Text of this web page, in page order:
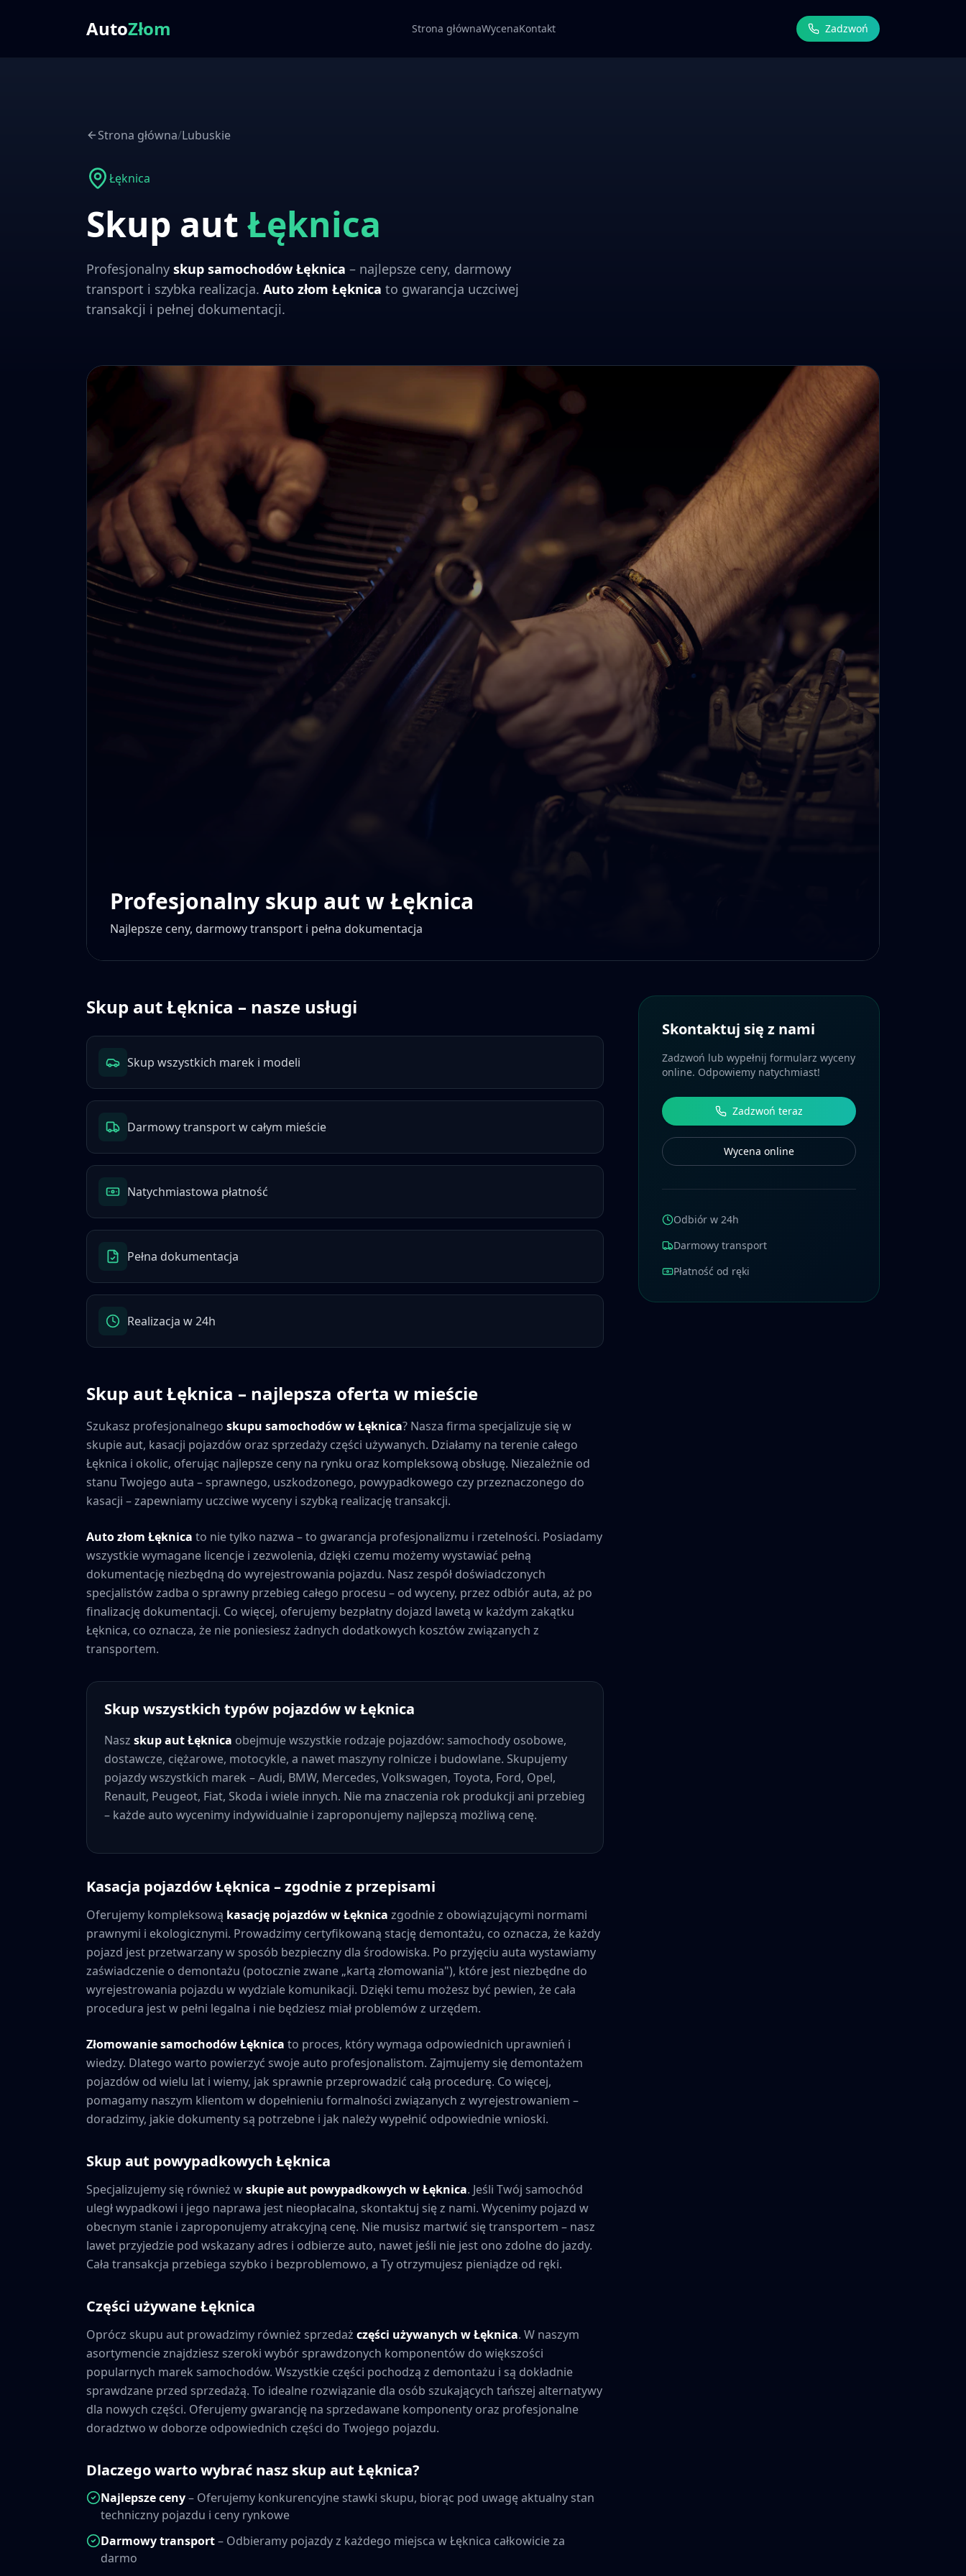
AutoZłom Strona głównaWycenaKontakt Zadzwoń
Strona główna/Lubuskie
Łęknica
Skup aut Łęknica
Profesjonalny skup samochodów Łęknica – najlepsze ceny, darmowy
transport i szybka realizacja. Auto złom Łęknica to gwarancja uczciwej
transakcji i pełnej dokumentacji.
Profesjonalny skup aut wŁęknica
Najlepsze ceny, darmowy transport i pełna dokumentacja
Skup autŁęknica – nasze usługi
Skup wszystkich marek i modeli
Darmowy transport w całym mieście
Natychmiastowa płatność
Pełna dokumentacja
Realizacja w 24h
Skup autŁęknica – najlepsza oferta w mieście
Szukasz profesjonalnego skupu samochodów wŁęknica? Nasza firma specjalizuje się w
skupie aut, kasacji pojazdów oraz sprzedaży części używanych. Działamy na terenie całego
Łęknica i okolic, oferując najlepsze ceny na rynku oraz kompleksową obsługę. Niezależnie od
stanu Twojego auta – sprawnego, uszkodzonego, powypadkowego czy przeznaczonego do
kasacji – zapewniamy uczciwe wyceny i szybką realizację transakcji.
Auto złom Łęknica to nie tylko nazwa – to gwarancja profesjonalizmu i rzetelności. Posiadamy
wszystkie wymagane licencje i zezwolenia, dzięki czemu możemy wystawiać pełną
dokumentację niezbędną do wyrejestrowania pojazdu. Nasz zespół doświadczonych
specjalistów zadba o sprawny przebieg całego procesu – od wyceny, przez odbiór auta, aż po
finalizację dokumentacji. Co więcej, oferujemy bezpłatny dojazd lawetą w każdym zakątku
Łęknica, co oznacza, że nie poniesiesz żadnych dodatkowych kosztów związanych z
transportem.
Skup wszystkich typów pojazdów wŁęknica
Nasz skup autŁęknica obejmuje wszystkie rodzaje pojazdów: samochody osobowe,
dostawcze, ciężarowe, motocykle, a nawet maszyny rolnicze i budowlane. Skupujemy
pojazdy wszystkich marek – Audi, BMW, Mercedes, Volkswagen, Toyota, Ford, Opel,
Renault, Peugeot, Fiat, Skoda i wiele innych. Nie ma znaczenia rok produkcji ani przebieg
– każde auto wycenimy indywidualnie i zaproponujemy najlepszą możliwą cenę.
Kasacja pojazdówŁęknica – zgodnie z przepisami
Oferujemy kompleksową kasację pojazdów wŁęknica zgodnie z obowiązującymi normami
prawnymi i ekologicznymi. Prowadzimy certyfikowaną stację demontażu, co oznacza, że każdy
pojazd jest przetwarzany w sposób bezpieczny dla środowiska. Po przyjęciu auta wystawiamy
zaświadczenie o demontażu (potocznie zwane „kartą złomowania"), które jest niezbędne do
wyrejestrowania pojazdu w wydziale komunikacji. Dzięki temu możesz być pewien, że cała
procedura jest w pełni legalna i nie będziesz miał problemów z urzędem.
Złomowanie samochodówŁęknica to proces, który wymaga odpowiednich uprawnień i
wiedzy. Dlatego warto powierzyć swoje auto profesjonalistom. Zajmujemy się demontażem
pojazdów od wielu lat i wiemy, jak sprawnie przeprowadzić całą procedurę. Co więcej,
pomagamy naszym klientom w dopełnieniu formalności związanych z wyrejestrowaniem –
doradzimy, jakie dokumenty są potrzebne i jak należy wypełnić odpowiednie wnioski.
Skup aut powypadkowych Łęknica
Specjalizujemy się również wskupie aut powypadkowych wŁęknica. Jeśli Twój samochód
uległ wypadkowi i jego naprawa jest nieopłacalna, skontaktuj się z nami. Wycenimy pojazd w
obecnym stanie i zaproponujemy atrakcyjną cenę. Nie musisz martwić się transportem – nasz
lawet przyjedzie pod wskazany adres i odbierze auto, nawet jeśli nie jest ono zdolne do jazdy.
Cała transakcja przebiega szybko i bezproblemowo, a Ty otrzymujesz pieniądze od ręki.
Części używane Łęknica
Oprócz skupu aut prowadzimy również sprzedaż części używanych wŁęknica. W naszym
asortymencie znajdziesz szeroki wybór sprawdzonych komponentów do większości
popularnych marek samochodów. Wszystkie części pochodzą z demontażu i są dokładnie
sprawdzane przed sprzedażą. To idealne rozwiązanie dla osób szukających tańszej alternatywy
dla nowych części. Oferujemy gwarancję na sprzedawane komponenty oraz profesjonalne
doradztwo w doborze odpowiednich części do Twojego pojazdu.
Dlaczego warto wybrać nasz skup aut Łęknica?
Najlepsze ceny– Oferujemy konkurencyjne stawki skupu, biorąc pod uwagę aktualny stan
techniczny pojazdu i ceny rynkowe
Darmowy transport– Odbieramy pojazdy z każdego miejsca wŁęknica całkowicie za
darmo
Skontaktuj się z nami
Zadzwoń lub wypełnij formularz wyceny
online. Odpowiemy natychmiast!
Zadzwoń teraz
Wycena online
Odbiór w 24h
Darmowy transport
Płatność od ręki